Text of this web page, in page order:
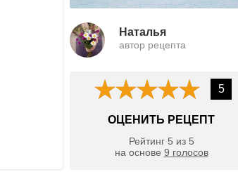
Наталья
автор рецепта
5
ОЦЕНИТЬ РЕЦЕПТ
Рейтинг 5 из 5
на основе 9 голосов